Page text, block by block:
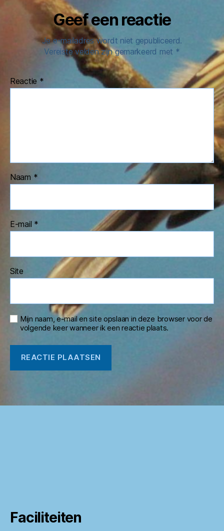
Geef een reactie
Je e-mailadres wordt niet gepubliceerd.
Vereiste velden zijn gemarkeerd met *
Reactie *
Naam *
E-mail *
Site
Mijn naam, e-mail en site opslaan in deze browser voor de
volgende keer wanneer ik een reactie plaats.
Faciliteiten